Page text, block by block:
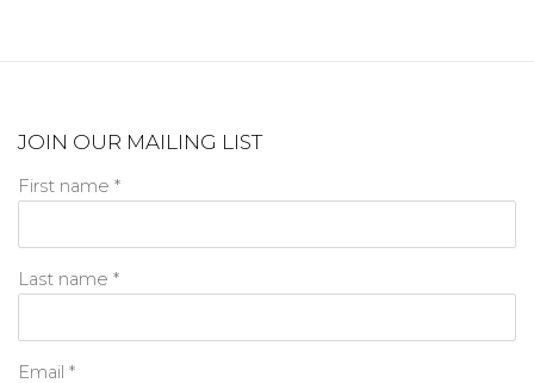
JOIN OUR MAILING LIST
First name *
Last name *
Email *